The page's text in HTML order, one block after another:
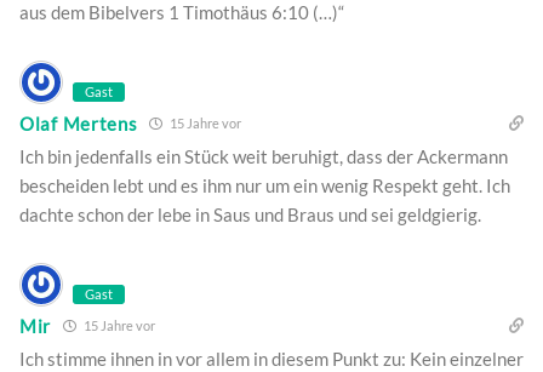
aus dem Bibelvers 1 Timothäus 6:10 (…)“
Gast
Olaf Mertens 15 Jahre vor
Ich bin jedenfalls ein Stück weit beruhigt, dass der Ackermann
bescheiden lebt und es ihm nur um ein wenig Respekt geht. Ich
dachte schon der lebe in Saus und Braus und sei geldgierig.
Gast
Mir 15 Jahre vor
Ich stimme ihnen in vor allem in diesem Punkt zu: Kein einzelner